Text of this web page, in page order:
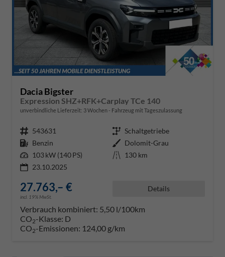
Dacia Bigster
Expression SHZ+RFK+Carplay TCe 140
unverbindliche Lieferzeit: 3 Wochen Fahrzeug mit Tageszulassung
Fahrzeugnr. 543631 Getriebe Schaltgetriebe
Kraftstoff Benzin Außenfarbe Dolomit-Grau
Leistung 103 kW (140 PS) Kilometerstand 130 km
23.10.2025
27.763,– €
incl. 19% MwSt.
Details
Verbrauch kombiniert: 5,50 l/100km
CO2-Klasse: D
CO2-Emissionen: 124,00 g/km